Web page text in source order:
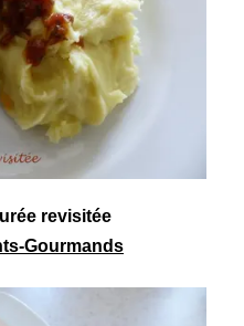
revisitée
Gourmands